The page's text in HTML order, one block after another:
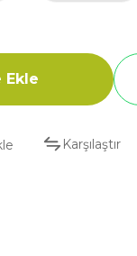
Ekle
Karşılaştır